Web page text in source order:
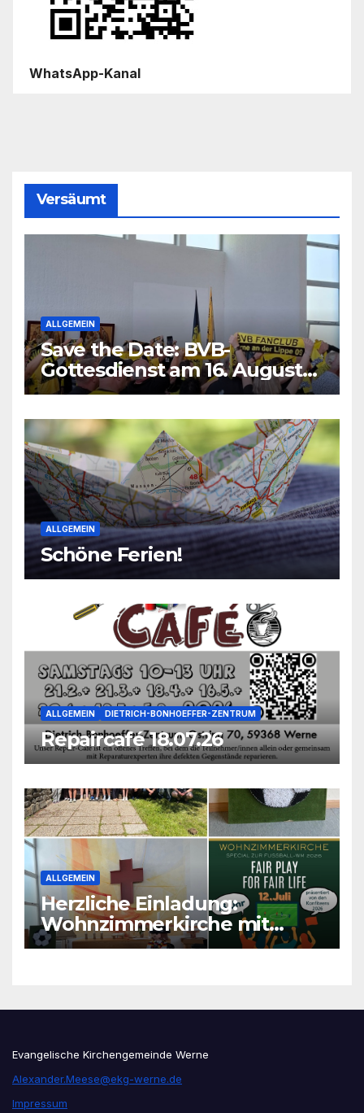
WhatsApp-Kanal
Versäumt
ALLGEMEIN
Save the Date: BVB-
Gottesdienst am 16. August
2026
ALLGEMEIN
Schöne Ferien!
ALLGEMEIN DIETRICH-BONHOEFFER-ZENTRUM
Repaircafé 18.07.26
ALLGEMEIN
Herzliche Einladung:
Wohnzimmerkirche mit
unseren Konfis
Evangelische Kirchengemeinde Werne
Alexander.Meese@ekg-werne.de
Impressum